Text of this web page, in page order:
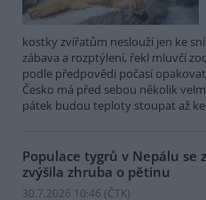
kostky zvířatům neslouží jen ke
zábava a rozptýlení, řekl mluvčí
podle předpovědi počasí
Česko má před sebou několik
pátek budou teploty stoupat až
Populace tygrů v Nepálu se
zvýšila zhruba o pětinu
30.7.2026 10:46 (ČTK)